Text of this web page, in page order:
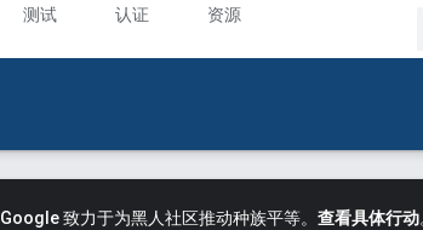
测试 认证 资源
Google 致力于为黑人社区推动种族平等。 查看具体行动